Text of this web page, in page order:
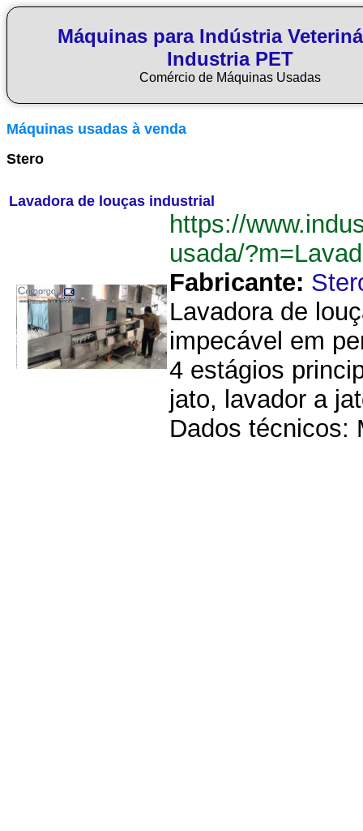
Máquinas para Indústria
Industria PET
Comércio de Máquinas Usadas
Máquinas usadas à venda
Stero
Lavadora de louças industrial
https://
usada/
Fabricante:
Lavadora de
impecável em
4 estágios
jato, lavador a
Dados técnicos: